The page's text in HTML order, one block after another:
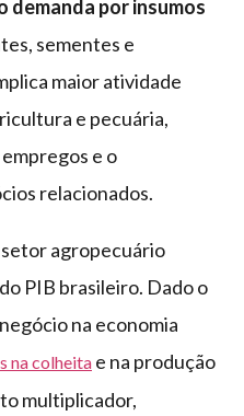
demanda por insumos
sementes e
maior atividade
e pecuária,
e o
relacionados.
agropecuário
PIB brasileiro. Dado o
na economia
na colheita e na produção
multiplicador,